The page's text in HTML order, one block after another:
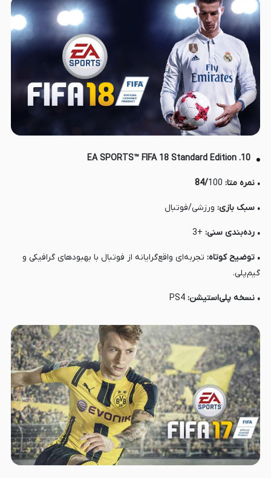
10. EA SPORTS™ FIFA 18 Standard Edition
• نمره متا: 84/100
• سبک بازی:ورزشی/فوتبال
• رده‌بندی سنی: +3
• توضیح کوتاه: تجربه‌ای واقع‌گرایانه از فوتبال با بهبودهای گرافیکی و
گیم‌پلی.
• نسخه پلی‌استیشن: PS4